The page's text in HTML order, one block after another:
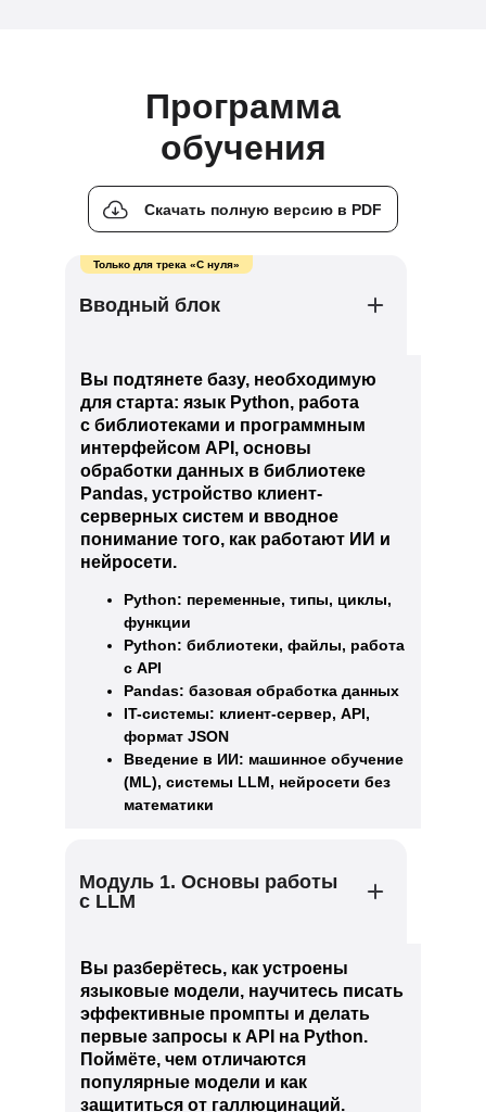
Программа
обучения
Скачать полную версию в PDF
Вводный блок
Только для трека «С нуля»
Вы подтянете базу, необходимую
для старта: язык Python, работа
с библиотеками и программным
интерфейсом API, основы
обработки данных в библиотеке
Pandas, устройство клиент-
серверных систем и вводное
понимание того, как работают ИИ и
нейросети.
Python: переменные, типы, циклы,
функции
Python: библиотеки, файлы, работа
с API
Pandas: базовая обработка данных
IT-системы: клиент-сервер, API,
формат JSON
Введение в ИИ: машинное обучение
(ML), системы LLM, нейросети без
математики
Модуль 1. Основы работы
с LLM
Вы разберётесь, как устроены
языковые модели, научитесь писать
эффективные промпты и делать
первые запросы к API на Python.
Поймёте, чем отличаются
популярные модели и как
защититься от галлюцинаций.